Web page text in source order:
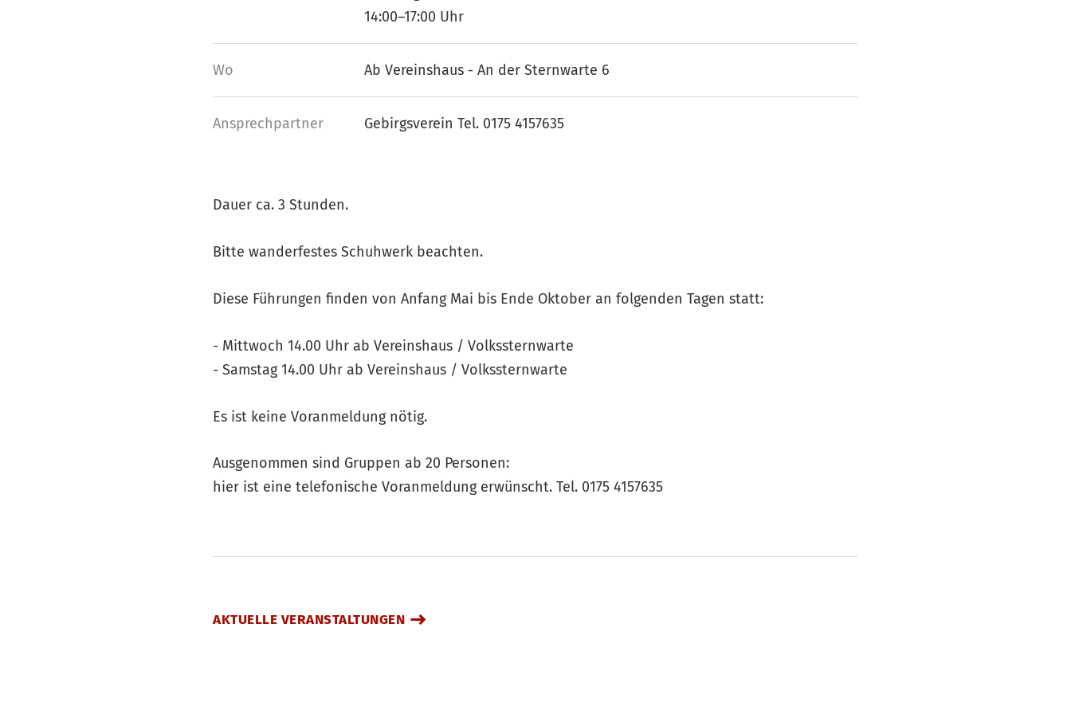
14:00–17:00 Uhr
Wo Ab Vereinshaus - An der Sternwarte 6
Ansprech­partner Gebirgsverein Tel. 0175 4157635
Dauer ca. 3 Stunden.
Bitte wanderfestes Schuhwerk beachten.
Diese Führungen finden von Anfang Mai bis Ende Oktober an folgenden Tagen statt:
- Mittwoch 14.00 Uhr ab Vereinshaus / Volkssternwarte
- Samstag 14.00 Uhr ab Vereinshaus / Volkssternwarte
Es ist keine Voranmeldung nötig.
Ausgenommen sind Gruppen ab 20 Personen:
hier ist eine telefonische Voranmeldung erwünscht. Tel. 0175 4157635
AKTUELLE VERANSTALTUNGEN